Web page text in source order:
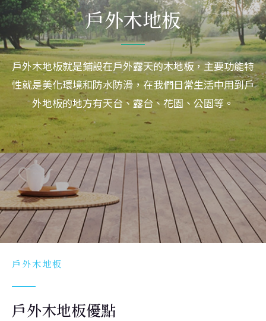
戶外木地板
戶外木地板就是鋪設在戶外露天的木地板，主要功能特
性就是美化環境和防水防滑，在我們日常生活中用到戶
外地板的地方有天台、露台、花園、公園等。
戶外木地板
戶外木地板優點